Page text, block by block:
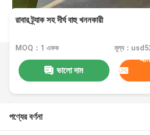
রাবার ট্র্যাক সহ দীর্ঘ বাহু খননকারী
MOQ：1 একক
ভালো দাম
পণ্যের বর্ণনা